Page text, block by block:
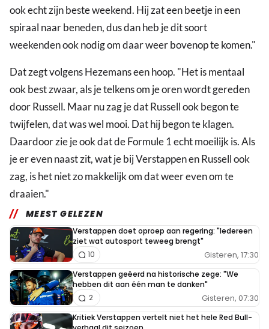
ook echt zijn beste weekend. Hij zat een beetje in een
spiraal naar beneden, dus dan heb je dit soort
weekenden ook nodig om daar weer bovenop te komen."
Dat zegt volgens Hezemans een hoop. "Het is mentaal
ook best zwaar, als je telkens om je oren wordt gereden
door Russell. Maar nu zag je dat Russell ook begon te
twijfelen, dat was wel mooi. Dat hij begon te klagen.
Daardoor zie je ook dat de Formule 1 echt moeilijk is. Als
je er even naast zit, wat je bij Verstappen en Russell ook
zag, is het niet zo makkelijk om dat weer even om te
draaien."
MEEST GELEZEN
Verstappen doet oproep aan regering: "Iedereen
ziet wat autosport teweeg brengt"
Gisteren, 17:30
10
Verstappen geëerd na historische zege: "We
hebben dit aan één man te danken"
Gisteren, 07:30
2
Kritiek Verstappen vertelt niet het hele Red Bull-